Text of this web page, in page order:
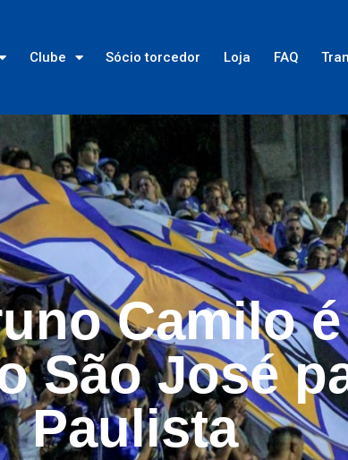
Clube Sócio torcedor Loja FAQ
Camilo
São José
Paulista